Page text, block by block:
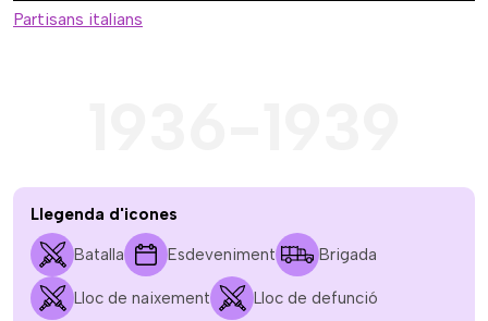
Partisans italians
Llegenda d'icones
Batalla Esdeveniment Brigada
Lloc de naixement Lloc de defunció